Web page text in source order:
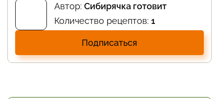
Автор: Сибирячка готовит
Количество рецептов: 1
Подписаться